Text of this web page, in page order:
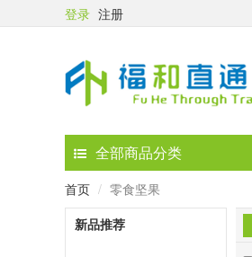
登录 注册
全部商品分类
首页
零食坚果
新品推荐